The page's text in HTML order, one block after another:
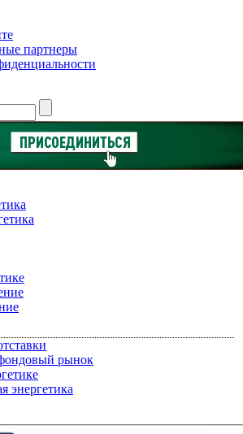
партнеры
рынок
энергетика